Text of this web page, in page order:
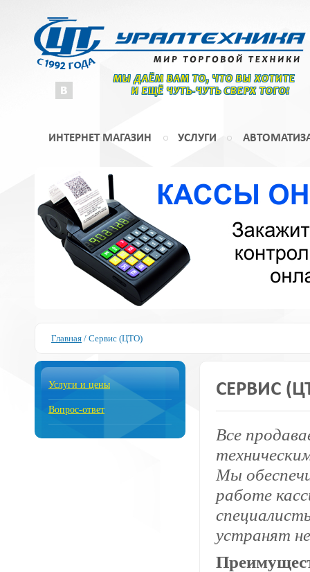
МЫ ДАЁМ ВАМ ТО, ЧТО ВЫ ХОТИТЕ
И ЕЩЁ ЧУТЬ-ЧУТЬ СВЕРХ ТОГО!
ИНТЕРНЕТ МАГАЗИН УСЛУГИ
Главная / Сервис (ЦТО)
Услуги и цены
Вопрос-ответ
СЕРВИС
Все
Мы
работе
устранят